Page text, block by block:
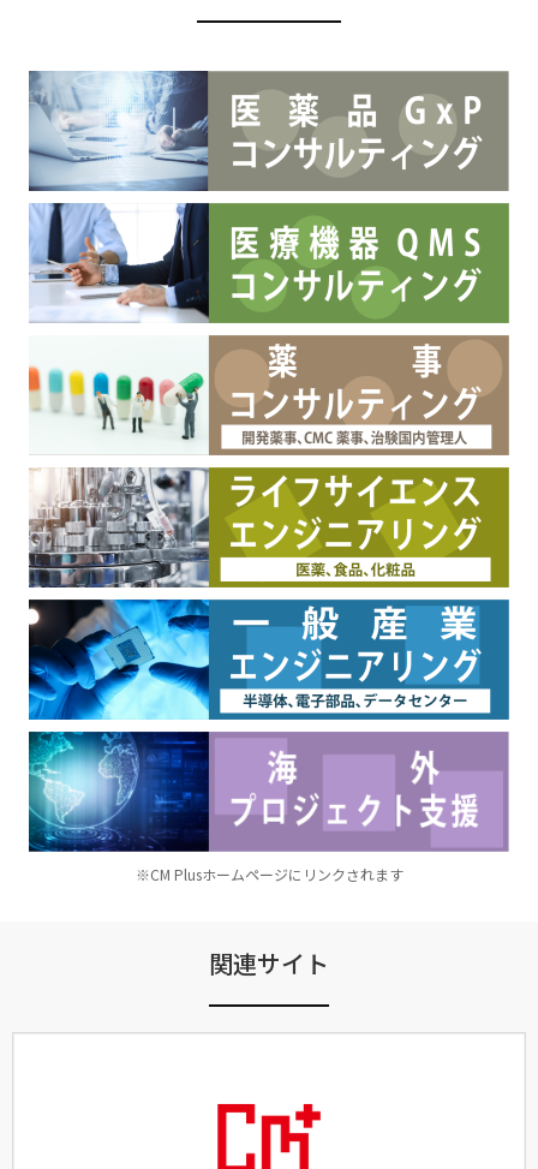
※CM Plusホームページにリンクされます
関連サイト